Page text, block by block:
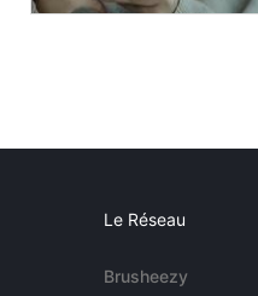
Le Réseau
Brusheezy